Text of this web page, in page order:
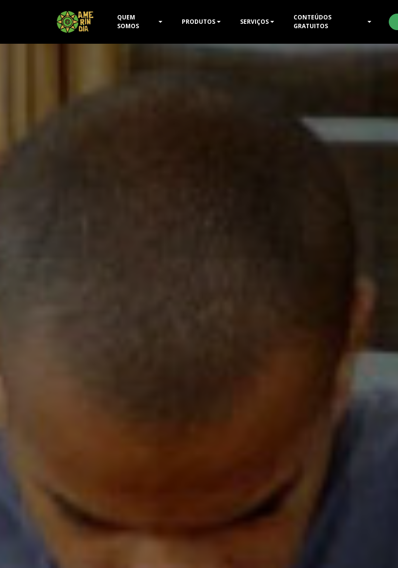
QUEM
SOMOS
PRODUTOS SERVIÇOS
CONTEÚDOS
GRATUITOS